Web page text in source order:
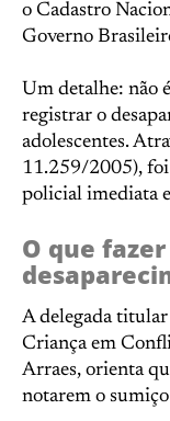
o Cadastro
Governo
Um detalhe: não
registrar o
adolescentes.
11.259/2005), foi
policial imediata
O que
A delegada titular
Criança em
Arraes, orienta
notarem o